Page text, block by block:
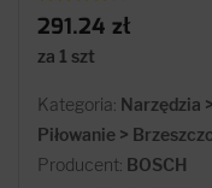
291.24 zł
za 1 szt
Kategoria: Narzędzia
Piłowanie >
Producent: BOSCH